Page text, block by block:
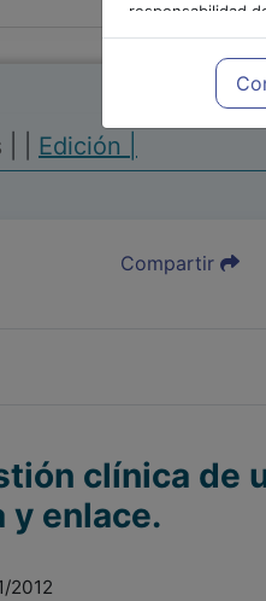
responsabilidad
medicamentos y
adecuado a las
Edición |
Compartir
clínica de
y enlace.
2012